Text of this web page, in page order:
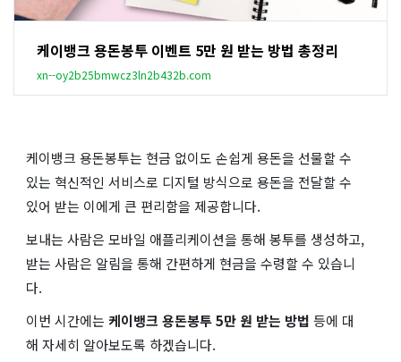
케이뱅크 용돈봉투 이벤트 5만 원 받는 방법 총정리
xn--oy2b25bmwcz3ln2b432b.com
케이뱅크 용돈봉투는 현금 없이도 손쉽게 용돈을 선물할 수
있는 혁신적인 서비스로 디지털 방식으로 용돈을 전달할 수
있어 받는 이에게 큰 편리함을 제공합니다.
보내는 사람은 모바일 애플리케이션을 통해 봉투를 생성하고,
받는 사람은 알림을 통해 간편하게 현금을 수령할 수 있습니
다.
이번 시간에는 케이뱅크 용돈봉투 5만 원 받는 방법 등에 대
해 자세히 알아보도록 하겠습니다.